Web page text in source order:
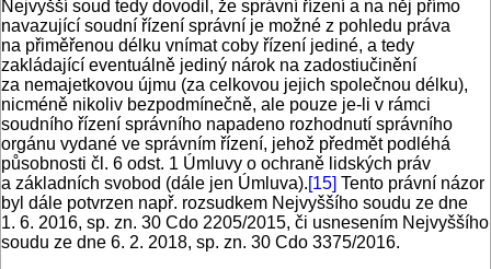
Nejvyšší soud tedy dovodil, že správní řízení a na něj přímo
navazující soudní řízení správní je možné z pohledu práva
na přiměřenou délku vnímat coby řízení jediné, a tedy
zakládající eventuálně jediný nárok na zadostiučinění
za nemajetkovou újmu (za celkovou jejich společnou délku),
nicméně nikoliv bezpodmínečně, ale pouze je-li v rámci
soudního řízení správního napadeno rozhodnutí správního
orgánu vydané ve správním řízení, jehož předmět podléhá
působnosti čl. 6 odst. 1 Úmluvy o ochraně lidských práv
a základních svobod (dále jen Úmluva).[15] Tento právní názor
byl dále potvrzen např. rozsudkem Nejvyššího soudu ze dne
1. 6. 2016, sp. zn. 30 Cdo 2205/2015, či usnesením Nejvyššího
soudu ze dne 6. 2. 2018, sp. zn. 30 Cdo 3375/2016.